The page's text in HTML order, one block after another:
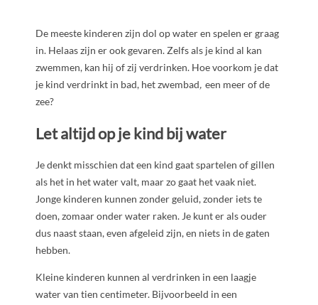
De meeste kinderen zijn dol op water en spelen er graag
in. Helaas zijn er ook gevaren. Zelfs als je kind al kan
zwemmen, kan hij of zij verdrinken. Hoe voorkom je dat
je kind verdrinkt in bad, het zwembad, een meer of de
zee?
Let altijd op je kind bij water
Je denkt misschien dat een kind gaat spartelen of gillen
als het in het water valt, maar zo gaat het vaak niet.
Jonge kinderen kunnen zonder geluid, zonder iets te
doen, zomaar onder water raken. Je kunt er als ouder
dus naast staan, even afgeleid zijn, en niets in de gaten
hebben.
Kleine kinderen kunnen al verdrinken in een laagje
water van tien centimeter. Bijvoorbeeld in een